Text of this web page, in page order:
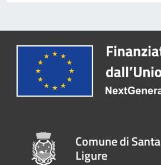
Comune di
Ligure